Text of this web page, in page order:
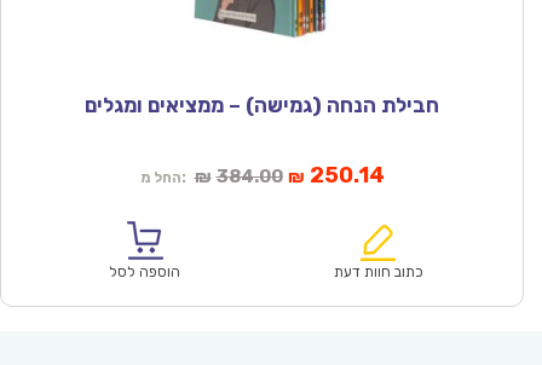
חבילת הנחה (גמישה) – ממציאים ומגלים
החל מ: ₪ 384.00המחיר
₪384.00.
₪ 250.14המחיר
הוא:
כתוב חוות דעת הוספה לסל